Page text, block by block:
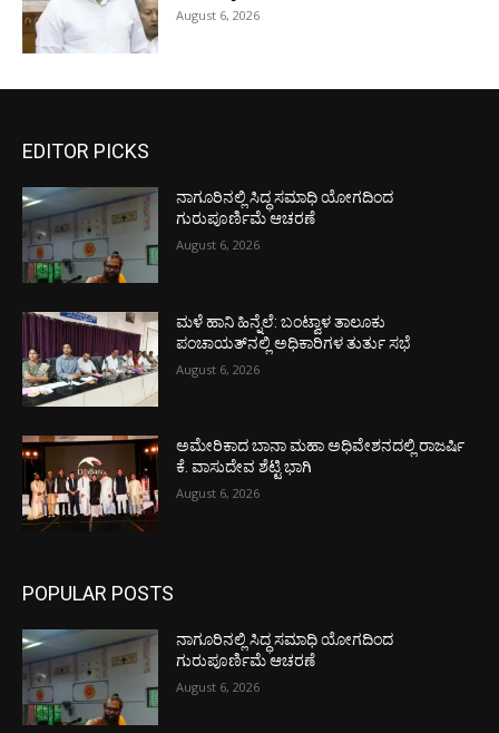
August 6, 2026
EDITOR PICKS
ನಾಗೂರಿನಲ್ಲಿ ಸಿದ್ಧ ಸಮಾಧಿ ಯೋಗದಿಂದ
ಗುರುಪೂರ್ಣಿಮೆ ಆಚರಣೆ
August 6, 2026
ಮಳೆ ಹಾನಿ ಹಿನ್ನೆಲೆ: ಬಂಟ್ವಾಳ ತಾಲೂಕು
ಪಂಚಾಯತ್‌ನಲ್ಲಿ ಅಧಿಕಾರಿಗಳ ತುರ್ತು ಸಭೆ
August 6, 2026
ಅಮೇರಿಕಾದ ಬಾನಾ ಮಹಾ ಅಧಿವೇಶನದಲ್ಲಿ ರಾಜರ್ಷಿ
ಕೆ. ವಾಸುದೇವ ಶೆಟ್ಟಿ ಭಾಗಿ
August 6, 2026
POPULAR POSTS
ನಾಗೂರಿನಲ್ಲಿ ಸಿದ್ಧ ಸಮಾಧಿ ಯೋಗದಿಂದ
ಗುರುಪೂರ್ಣಿಮೆ ಆಚರಣೆ
August 6, 2026